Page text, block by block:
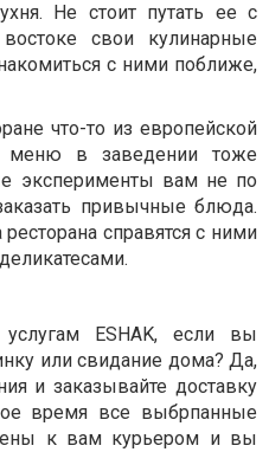
Не стоит путать ее с
свои кулинарные
с ними поближе,
что-то из европейской
меню в заведении тоже
эксперименты вам не по
привычные блюда.
справятся с ними
ESHAK, если вы
или свидание дома? Да,
и заказывайте доставку
время все выбрпанные
к вам курьером и вы